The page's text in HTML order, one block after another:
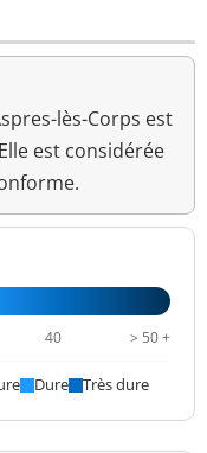
<=0,1 mg/L
unité pH
<=250 mg/L
lès-Corps est
est considérée
40 > 50 +
Dure Très dure